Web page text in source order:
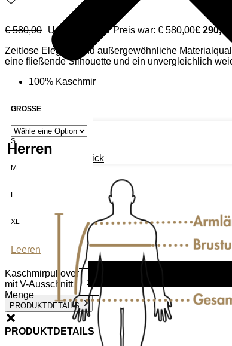
New arrivals
Konfektion
Leder
Kaschmir & Strick
€580,00 Ursprünglicher Preis war: € 580,00€ 290,00
Zeitlose Eleganz und außergewöhnliche
eine fließende Silhouette und ein unvergleichlich
100% Kaschmir
Herren
GRÖSSE
S
M
L
XL
Leeren
Kaschmirpullover
mit V-Ausschnitt
Menge
PRODUKTDETAILS
PRODUKTDETAILS